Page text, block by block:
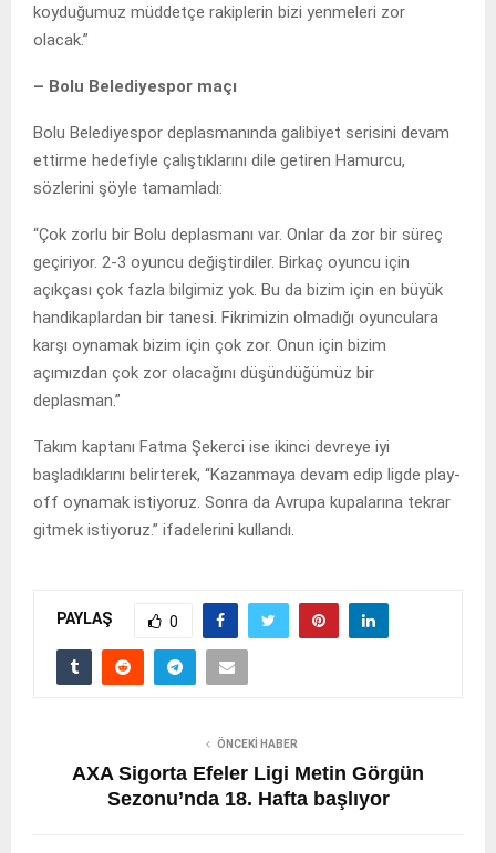
koyduğumuz müddetçe rakiplerin bizi yenmeleri zor
olacak.”
– Bolu Belediyespor maçı
Bolu Belediyespor deplasmanında galibiyet serisini devam
ettirme hedefiyle çalıştıklarını dile getiren Hamurcu,
sözlerini şöyle tamamladı:
“Çok zorlu bir Bolu deplasmanı var. Onlar da zor bir süreç
geçiriyor. 2-3 oyuncu değiştirdiler. Birkaç oyuncu için
açıkçası çok fazla bilgimiz yok. Bu da bizim için en büyük
handikaplardan bir tanesi. Fikrimizin olmadığı oyunculara
karşı oynamak bizim için çok zor. Onun için bizim
açımızdan çok zor olacağını düşündüğümüz bir
deplasman.”
Takım kaptanı Fatma Şekerci ise ikinci devreye iyi
başladıklarını belirterek, “Kazanmaya devam edip ligde play-
off oynamak istiyoruz. Sonra da Avrupa kupalarına tekrar
gitmek istiyoruz.” ifadelerini kullandı.
PAYLAŞ 0
ÖNCEKI HABER
AXA Sigorta Efeler Ligi Metin Görgün
Sezonu’nda 18. Hafta başlıyor